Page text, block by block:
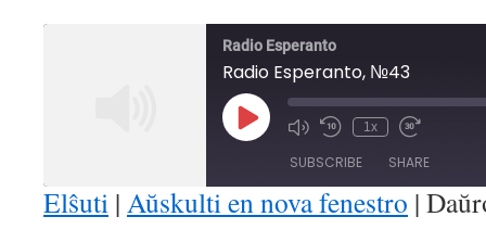
Radio Esperanto
Radio Esperanto, №43
Play
Episode Mute/Unmute
Rewind
Seconds
1x
Fast
30
seconds
SUBSCRIBE SHARE
Elŝuti | Aŭskulti en nova fenestro |